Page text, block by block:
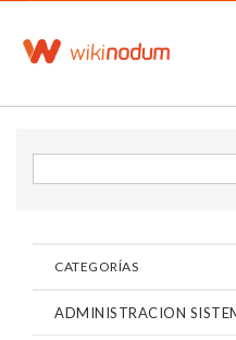
CATEGORÍAS
ADMINISTRACION